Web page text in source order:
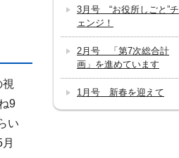
9
い
3月号 “お役所しごと”チ
ェンジ！
2月号 「第7次総合計
画」を進めています
1月号 新春を迎えて